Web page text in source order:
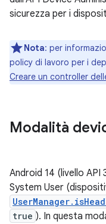
sicurezza per i
Nota: per
policy di lavoro per i
Creare un controller
Modalità
Android 14 (livello
System User
true ). In questa